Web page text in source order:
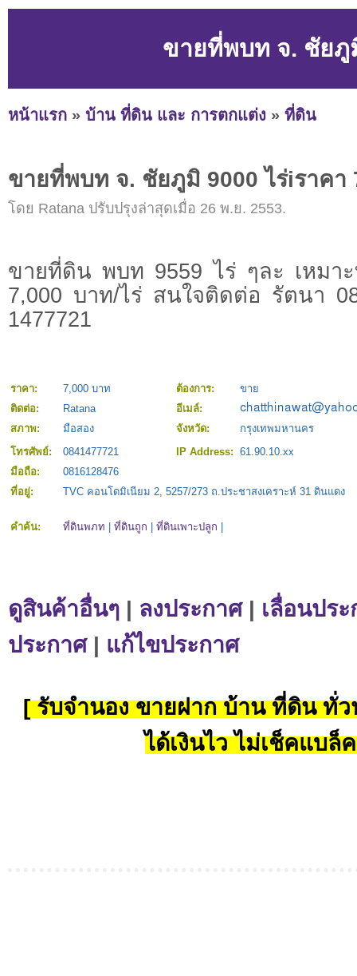
ขายที่พบท จ. ชัยภู
หน้าแรก » บ้าน ที่ดิน และ การตกแต่ง » ที่ดิน
ขายที่พบท จ. ชัยภูมิ 9000 ไร่iราคา
โดย Ratana ปรับปรุงล่าสุดเมื่อ 26 พ.ย. 2553.
ขายที่ดิน พบท 9559 ไร่ ๆละ เหมาะ
7,000 บาท/ไร่ สนใจติดต่อ รัตนา
1477721
ราคา: 7,000 บาท ต้องการ:
ขาย
ติดต่อ:
Ratana
อีเมล์:
สภาพ:
มือสอง จังหวัด:
กรุงเทพมหานคร
โทรศัพย์:
0841477721 IP Address: 61.90.10.xx
มือถือ:
0816128476
ที่อยู่:
TVC คอนโดมิเนียม 2, 5257/273 ถ.ประชาสงเคราะห์ 31 ดินแดง
คำค้น: ที่ดินพภท ที่ดินถูก ที่ดินเพาะปลูก
ดูสินค้าอื่นๆ | ลงประกาศ| เลื่อนปร
ประกาศ| แก้ไขประกาศ
[ รับจำนอง ขายฝาก บ้าน ที่ดิน ทั่ว
ได้เงินไว ไม่เช็คแบล็